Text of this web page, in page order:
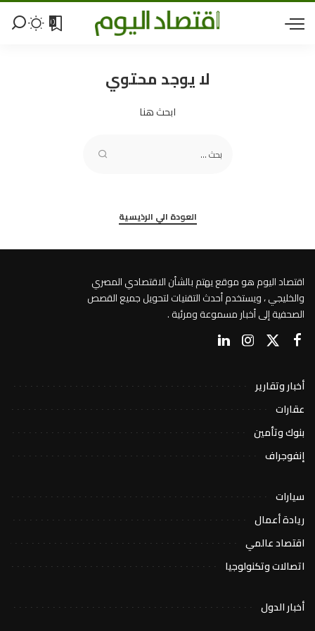
0
لا يوجد محتوي
ابحث هنا
العودة الي الرذيسية
اقتصاد اليوم هو موقع يهتم بالشأن الاقتصادي المصري
والخليجي ، ويستخدم أحدث التقنيات لتحويل جميع القصص
الصحفية إلى أخبار مسموعة ومرئية .
أخبار وتقارير
عقارات
بنوك وتأمين
إنفوجراف
سيارات
ريادة أعمال
اقتصاد عالمي
اتصالات وتكنولوجيا
أخبار الدول